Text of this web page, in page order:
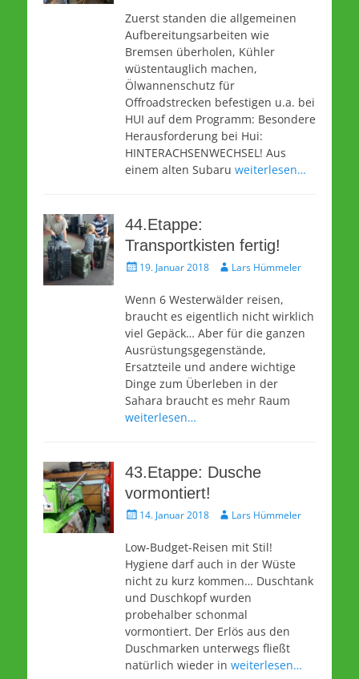
Zuerst standen die allgemeinen
Aufbereitungsarbeiten wie
Bremsen überholen, Kühler
wüstentauglich machen,
Ölwannenschutz für
Offroadstrecken befestigen u.a. bei
HUI auf dem Programm: Besondere
Herausforderung bei Hui:
HINTERACHSENWECHSEL! Aus
einem alten Subaru weiterlesen…
44.Etappe:
Transportkisten fertig!
Veröffentlicht
19. Januar 2018 AutorLars Hümmeler
Wenn 6 Westerwälder reisen,
braucht es eigentlich nicht wirklich
viel Gepäck… Aber für die ganzen
Ausrüstungsgegenstände,
Ersatzteile und andere wichtige
Dinge zum Überleben in der
Sahara braucht es mehr Raum
weiterlesen…
43.Etappe: Dusche
vormontiert!
Veröffentlicht
14. Januar 2018 AutorLars Hümmeler
Low-Budget-Reisen mit Stil!
Hygiene darf auch in der Wüste
nicht zu kurz kommen… Duschtank
und Duschkopf wurden
probehalber schonmal
vormontiert. Der Erlös aus den
Duschmarken unterwegs fließt
natürlich wieder in weiterlesen…